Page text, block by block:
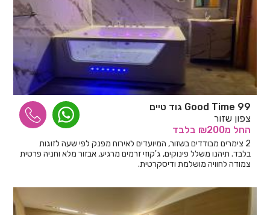
Good Time 99 גוד טיים
צפון שזור
החל מ₪200 בלבד
2 צימרים מבודדים בשזור, המיועדים לאירוח מפנק לפי שעה לזוגות
בלבד. תיהנו משלל פינוקים, ג'קוזי זרמים מרגיע, אבזור מלא וחניה פרטית
צמודה לחוויה מושלמת ודיסקרטית.